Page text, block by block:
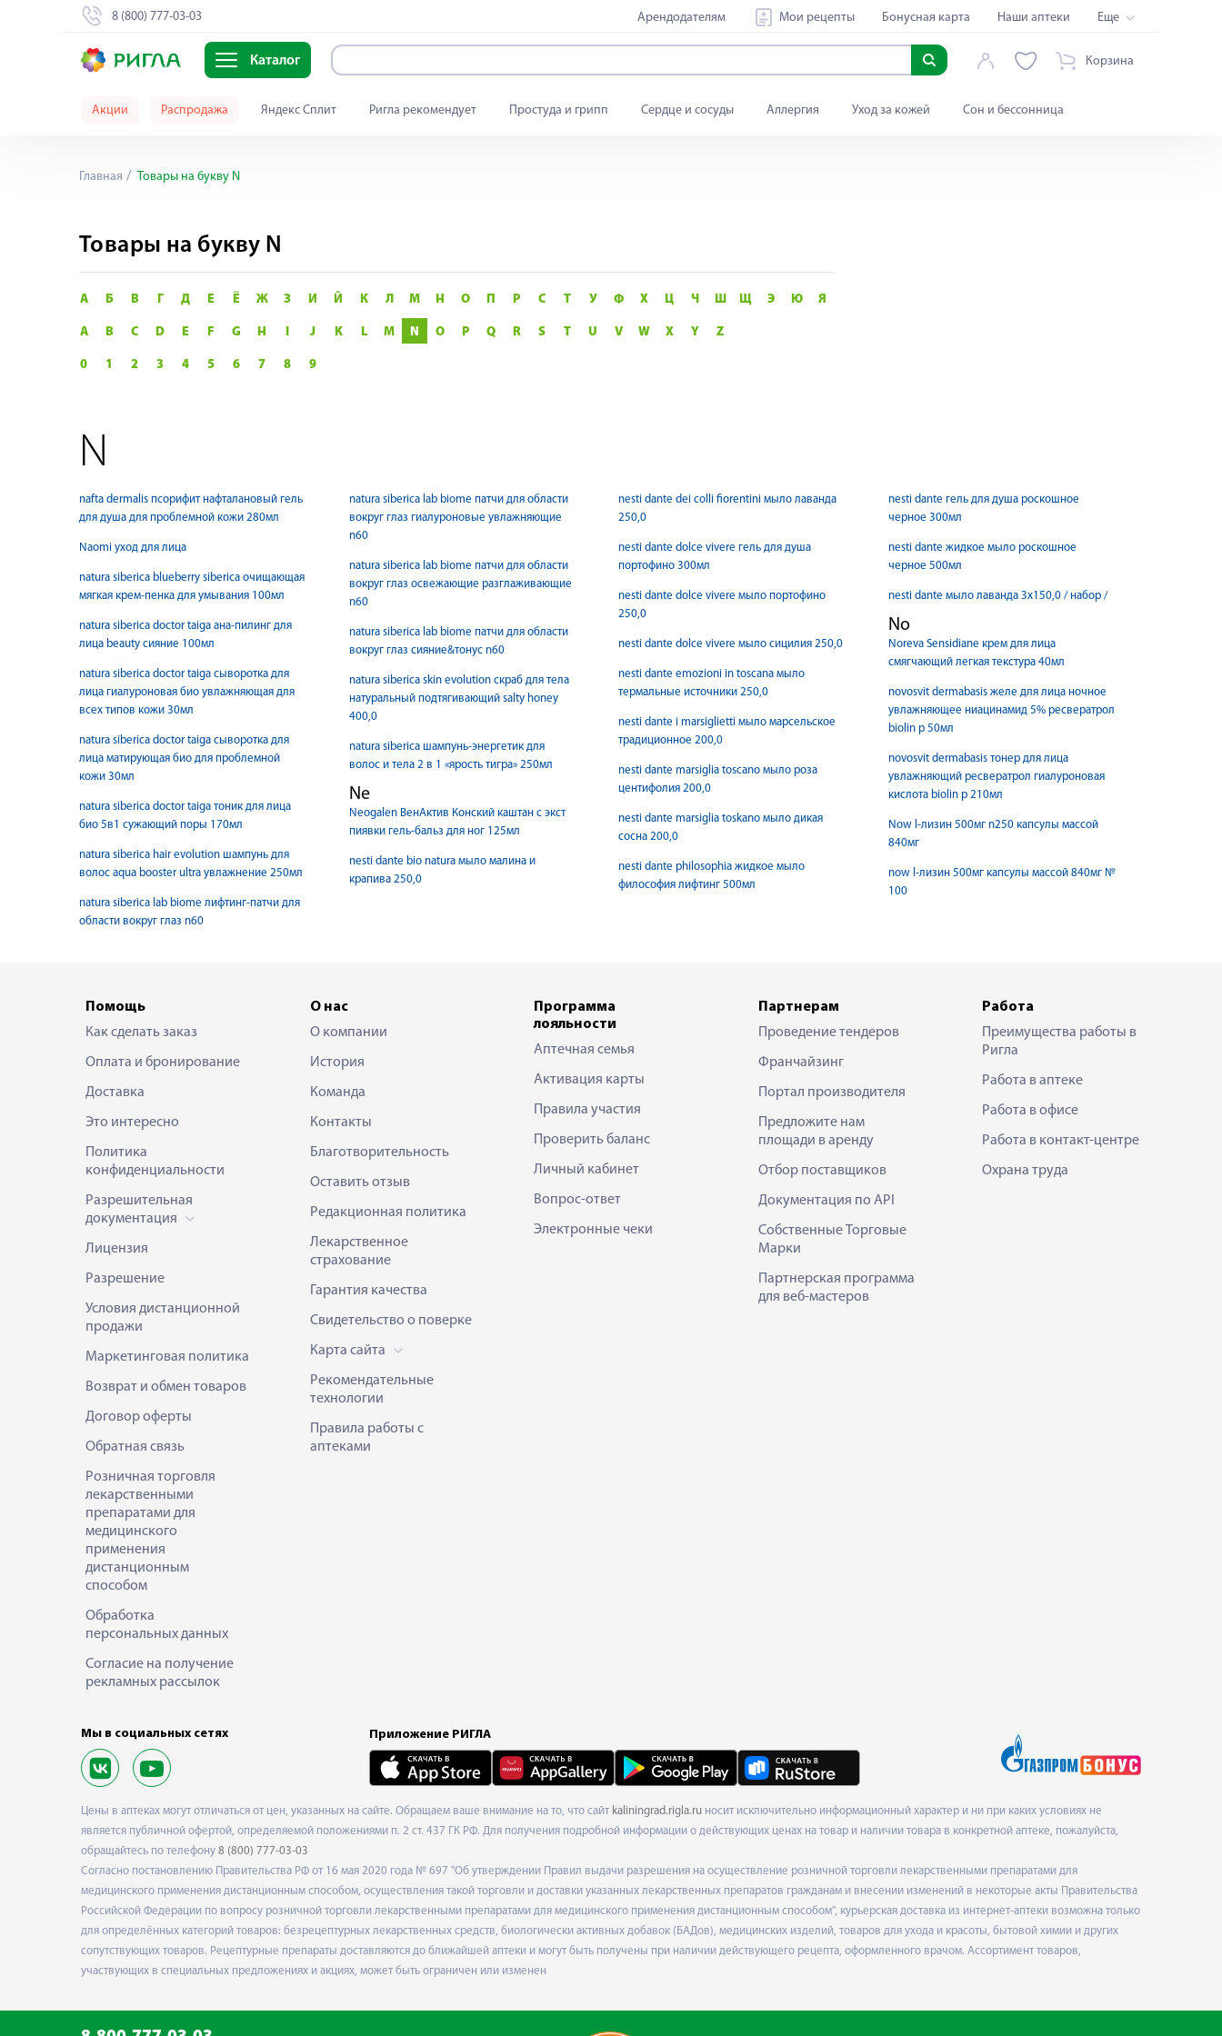
8 (800) 777-03-03 Арендодателям Мои рецепты Бонусная карта Наши аптеки Еще
Каталог Корзина
Акции Распродажа Яндекс Сплит Ригла рекомендует Простуда и грипп Сердце и сосуды Аллергия Уход за кожей Сон и бессонница
Главная Товары на букву N
Товары на букву N
А Б В Г Д Е Ё Ж З И Й К Л М Н О П Р С Т У Ф Х Ц Ч Ш Щ Э Ю Я
A B C D E F G H I J K L M N O P Q R S T U V W X Y Z
0 1 2 3 4 5 6 7 8 9
N
nafta dermalis псорифит нафталановый гель
для душа для проблемной кожи 280мл
Naomi уход для лица
natura siberica blueberry siberica очищающая
мягкая крем-пенка для умывания 100мл
natura siberica doctor taiga ана-пилинг для
лица beauty сияние 100мл
natura siberica doctor taiga сыворотка для
лица гиалуроновая био увлажняющая для
всех типов кожи 30мл
natura siberica doctor taiga сыворотка для
лица матирующая био для проблемной
кожи 30мл
natura siberica doctor taiga тоник для лица
био 5в1 сужающий поры 170мл
natura siberica hair evolution шампунь для
волос aqua booster ultra увлажнение 250мл
natura siberica lab biome лифтинг-патчи для
области вокруг глаз n60
natura siberica lab biome патчи для области
вокруг глаз гиалуроновые увлажняющие
n60
natura siberica lab biome патчи для области
вокруг глаз освежающие разглаживающие
n60
natura siberica lab biome патчи для области
вокруг глаз сияние&тонус n60
natura siberica skin evolution скраб для тела
натуральный подтягивающий salty honey
400,0
natura siberica шампунь-энергетик для
волос и тела 2 в 1 «ярость тигра» 250мл
Ne
Neogalen ВенАктив Конский каштан с экст
пиявки гель-бальз для ног 125мл
nesti dante bio natura мыло малина и
крапива 250,0
nesti dante dei colli fiorentini мыло лаванда
250,0
nesti dante dolce vivere гель для душа
портофино 300мл
nesti dante dolce vivere мыло портофино
250,0
nesti dante dolce vivere мыло сицилия 250,0
nesti dante emozioni in toscana мыло
термальные источники 250,0
nesti dante i marsiglietti мыло марсельское
традиционное 200,0
nesti dante marsiglia toscano мыло роза
центифолия 200,0
nesti dante marsiglia toskano мыло дикая
сосна 200,0
nesti dante philosophia жидкое мыло
философия лифтинг 500мл
nesti dante гель для душа роскошное
черное 300мл
nesti dante жидкое мыло роскошное
черное 500мл
nesti dante мыло лаванда 3x150,0 / набор /
No
Noreva Sensidiane крем для лица
смягчающий легкая текстура 40мл
novosvit dermabasis желе для лица ночное
увлажняющее ниацинамид 5% ресвератрол
biolin p 50мл
novosvit dermabasis тонер для лица
увлажняющий ресвератрол гиалуроновая
кислота biolin p 210мл
Now l-лизин 500мг n250 капсулы массой
840мг
now l-лизин 500мг капсулы массой 840мг №
100
Помощь
Как сделать заказ
Оплата и бронирование
Доставка
Это интересно
Политика
конфиденциальности
Разрешительная
документация
Лицензия
Разрешение
Условия дистанционной
продажи
Маркетинговая политика
Возврат и обмен товаров
Договор оферты
Обратная связь
Розничная торговля
лекарственными
препаратами для
медицинского
применения
дистанционным
способом
Обработка
персональных данных
Согласие на получение
рекламных рассылок
О нас
О компании
История
Команда
Контакты
Благотворительность
Оставить отзыв
Редакционная политика
Лекарственное
страхование
Гарантия качества
Свидетельство о поверке
Карта сайта
Рекомендательные
технологии
Правила работы с
аптеками
Программа
лояльности
Аптечная семья
Активация карты
Правила участия
Проверить баланс
Личный кабинет
Вопрос-ответ
Электронные чеки
Партнерам
Проведение тендеров
Франчайзинг
Портал производителя
Предложите нам
площади в аренду
Отбор поставщиков
Документация по API
Собственные Торговые
Марки
Партнерская программа
для веб-мастеров
Работа
Преимущества работы в
Ригла
Работа в аптеке
Работа в офисе
Работа в контакт-центре
Охрана труда
Мы в социальных сетях Приложение РИГЛА
Цены в аптеках могут отличаться от цен, указанных на сайте. Обращаем ваше внимание на то, что сайт kaliningrad.rigla.ru носит исключительно информационный характер и ни при каких условиях не
является публичной офертой, определяемой положениями п. 2 ст. 437 ГК РФ. Для получения подробной информации о действующих ценах на товар и наличии товара в конкретной аптеке, пожалуйста,
обращайтесь по телефону 8 (800) 777-03-03
Согласно постановлению Правительства РФ от 16 мая 2020 года № 697 "Об утверждении Правил выдачи разрешения на осуществление розничной торговли лекарственными препаратами для
медицинского применения дистанционным способом, осуществления такой торговли и доставки указанных лекарственных препаратов гражданам и внесении изменений в некоторые акты Правительства
Российской Федерации по вопросу розничной торговли лекарственными препаратами для медицинского применения дистанционным способом", курьерская доставка из интернет-аптеки возможна только
для определённых категорий товаров: безрецептурных лекарственных средств, биологически активных добавок (БАДов), медицинских изделий, товаров для ухода и красоты, бытовой химии и других
сопутствующих товаров. Рецептурные препараты доставляются до ближайшей аптеки и могут быть получены при наличии действующего рецепта, оформленного врачом. Ассортимент товаров,
участвующих в специальных предложениях и акциях, может быть ограничен или изменен